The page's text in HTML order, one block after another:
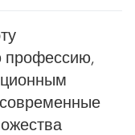
профессию,